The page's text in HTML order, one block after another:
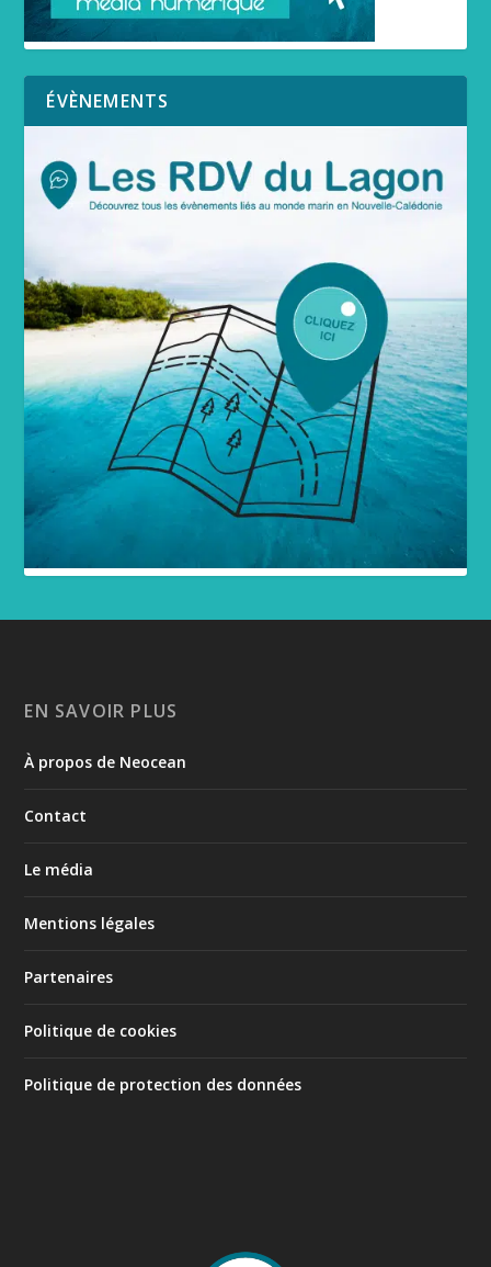
ÉVÈNEMENTS
EN SAVOIR PLUS
À propos de Neocean
Contact
Le média
Mentions légales
Partenaires
Politique de cookies
Politique de protection des données